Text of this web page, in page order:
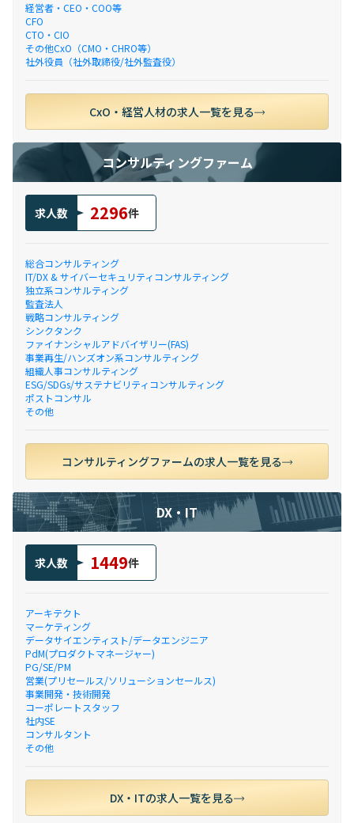
経営者・CEO・COO等
CFO
CTO・CIO
その他CxO（CMO・CHRO等）
社外役員（社外取締役/社外監査役）
CxO・経営人材の求人一覧を見る
コンサルティングファーム
求人数 2296件
総合コンサルティング
IT/DX & サイバーセキュリティコンサルティング
独立系コンサルティング
監査法人
戦略コンサルティング
シンクタンク
ファイナンシャルアドバイザリー(FAS)
事業再生/ハンズオン系コンサルティング
組織人事コンサルティング
ESG/SDGs/サステナビリティコンサルティング
ポストコンサル
その他
コンサルティングファームの求人一覧を見る
DX・IT
求人数 1449件
アーキテクト
マーケティング
データサイエンティスト/データエンジニア
PdM(プロダクトマネージャー)
PG/SE/PM
営業(プリセールス/ソリューションセールス)
事業開発・技術開発
コーポレートスタッフ
社内SE
コンサルタント
その他
DX・ITの求人一覧を見る